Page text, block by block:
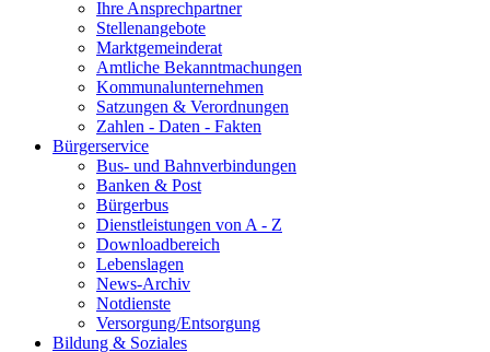
Ihre Ansprechpartner
Stellenangebote
Marktgemeinderat
Amtliche Bekanntmachungen
Kommunalunternehmen
Satzungen & Verordnungen
Zahlen - Daten - Fakten
Bürgerservice
Bus- und Bahnverbindungen
Banken & Post
Bürgerbus
Dienstleistungen von A - Z
Downloadbereich
Lebenslagen
News-Archiv
Notdienste
Versorgung/Entsorgung
Bildung & Soziales